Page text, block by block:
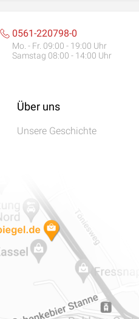
0561-220798-0
Mo. - Fr. 09:00 - 19:00 Uhr
Samstag 08:00 - 14:00 Uhr
Über uns
Unsere Geschichte